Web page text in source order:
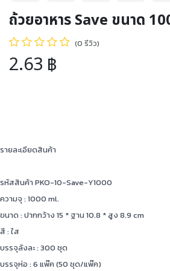
ถ้วยอาหาร Save ขนาด
(0 รีวิว)
2.63 ฿
รายละเอียดสินค้า
รหัสสินค้า PKO-10-Save-Y1000
ความจุ : 1000 ml.
ขนาด : ปากกว้าง 15 * ฐาน 10.8 * สูง 8.9 cm
สี : ใส
บรรจุลังละ : 300 ชุด
บรรจุห่อ : 6 แพ๊ค (50 ชุด/แพ๊ค)